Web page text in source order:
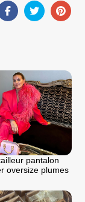
pantalon
oversize plumes